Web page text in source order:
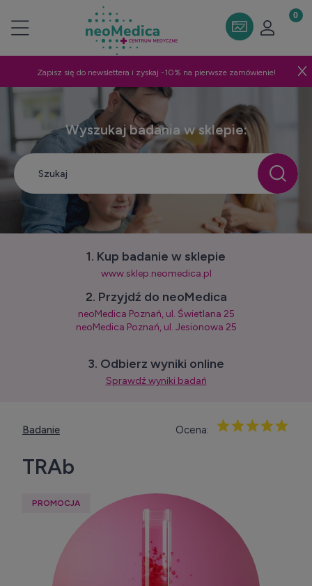
Zapisz się do newslettera i zyskaj -10% na pierwsze zamówienie!
Wyszukaj badania w sklepie:
1. Kup badanie w sklepie
www.sklep.neomedica.pl
2. Przyjdź do neoMedica
neoMedica Poznań, ul. Świetlana 25
neoMedica Poznań, ul. Jesionowa 25
3. Odbierz wyniki online
Sprawdź wyniki badań
Ocena:
Badanie
TRAb
PROMOCJA